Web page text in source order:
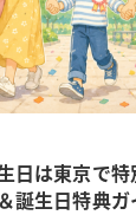
日は東京で
誕生日特典ガ